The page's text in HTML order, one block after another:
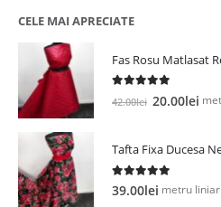
CELE MAI APRECIATE
Fas Rosu Matlasat
out of 5
42.00lei Prețul
fost:
42.00lei.
20.00lei
Tafta Fixa Ducesa
5.00out of 5
39.00lei metru liniar